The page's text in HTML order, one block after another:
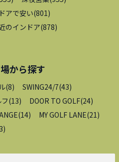
アで安い(801 )
のインドア(878)
から探す
(8) SWING24/7(43)
(13) DOOR TO GOLF(24)
(14) MY GOLF LANE(21 )
)